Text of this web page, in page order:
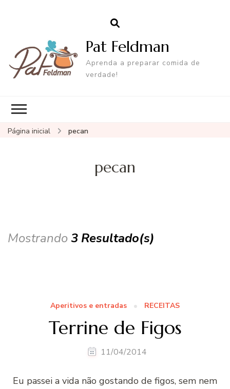
Pat Feldman
Aprenda a preparar comida de
verdade!
Página inicial pecan
pecan
Mostrando3 Resultado(s)
Aperitivos e entradas RECEITAS
Terrine de Figos
11/04/2014
Eu passei a vida não gostando de figos, sem nem